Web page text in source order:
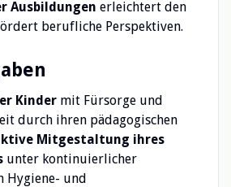
Ausbildungen erleichtert den
berufliche Perspektiven.
Kindermit Fürsorge und
durch ihren pädagogischen
Mitgestaltung ihres
unter kontinuierlicher
Hygiene- und